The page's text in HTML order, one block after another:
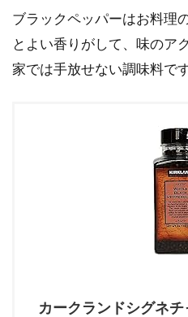
ブラックペッパーはお料理
とよい香りがして、味のア
家では手放せない調味料です
カークランドシグネ